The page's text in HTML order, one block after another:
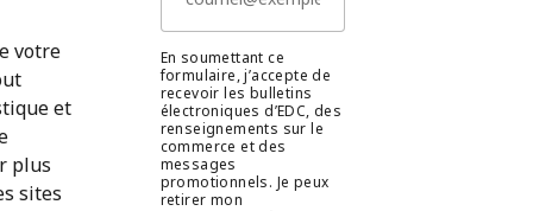
votre
et
plus
sites
En soumettant ce
formulaire, j’accepte de
recevoir les bulletins
électroniques d’EDC, des
renseignements sur le
commerce et des
messages
promotionnels. Je peux
retirer mon